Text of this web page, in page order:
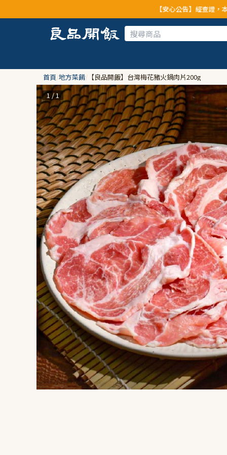
【安心公告】經查證，本公司全品
首頁/地方菜餚/ 【良品開飯】台灣梅花豬火鍋肉片200g
1 / 1